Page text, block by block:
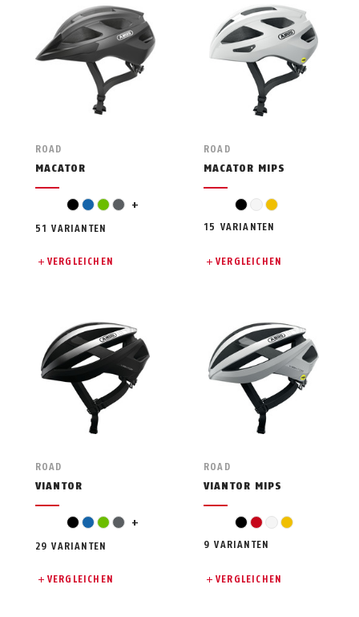
ROAD
MACATOR
schwarz
blaugrüngrau
orange +
51 VARIANTEN
VERGLEICHEN
ROAD
MACATOR MIPS
schwarz
weiß
gelb
15 VARIANTEN
VERGLEICHEN
ROAD
VIANTOR
schwarz
blaugrüngrau
orange +
29 VARIANTEN
VERGLEICHEN
ROAD
VIANTOR MIPS
schwarz
rotweiß
gelb
9 VARIANTEN
VERGLEICHEN